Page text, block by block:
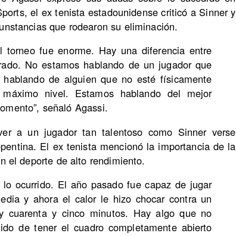
el ex tenista estadounidense criticó a Sinner y
que rodearon su eliminación.
torneo fue enorme. Hay una diferencia entre
No estamos hablando de un jugador que
de alguien que no esté físicamente
nivel. Estamos hablando del mejor
señaló Agassi.
a un jugador tan talentoso como Sinner verse
El ex tenista mencionó la importancia de la
el deporte de alto rendimiento.
ocurrido. El año pasado fue capaz de jugar
y ahora el calor le hizo chocar contra un
cuarenta y cinco minutos. Hay algo que no
de tener el cuadro completamente abierto